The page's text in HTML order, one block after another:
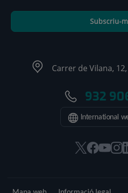
Subscriu-
Carrer de Vilana,
932
International
AquestAquest